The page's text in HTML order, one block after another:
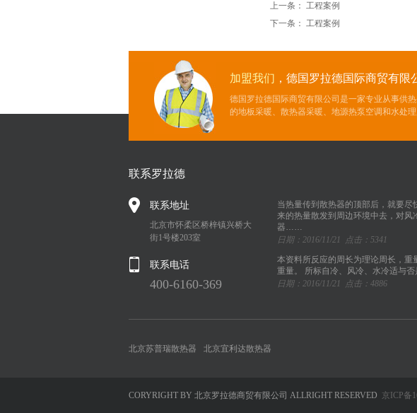
上一条： 工程案例
下一条： 工程案例
加盟我们 ，德国罗拉德国际商贸有限
德国罗拉德国际商贸有限公司是一家专业从事供
的地板采暖、散热器采暖、地源热泵空调和水处
联系罗拉德
联系地址
北京市怀柔区桥梓镇兴桥大
街1号楼203室
联系电话
400-6160-369
当热量传到散热器的顶部后，就要尽
来的热量散发到周边环境中去，对风
器……
日期：2016/11/21 点击：5341
本资料所反应的周长为理论周长，重
重量。 所标自冷、风冷、水冷适与
日期：2016/11/21 点击：4886
北京苏普瑞散热器 北京宜利达散热器
CORYRIGHT BY 北京罗拉德商贸有限公司 ALLRIGHT RESERVED 京ICP备